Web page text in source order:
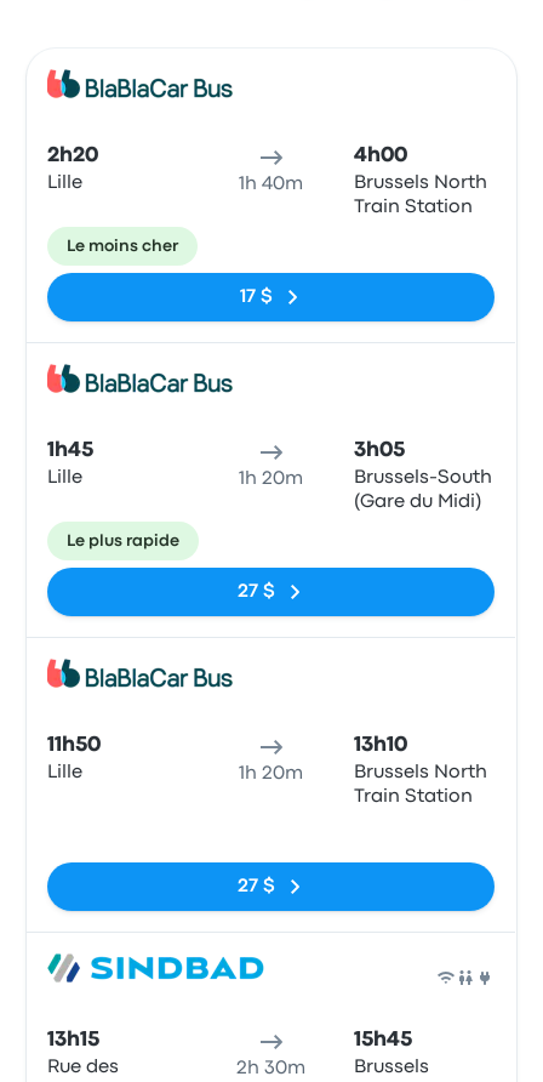
2h20
Lille 1h 40m
4h00
Brussels North
Train Station
Le moins cher
17 $
1h45
Lille 1h 20m
3h05
Brussels-South
(Gare du Midi)
Le plus rapide
27 $
11h50
Lille 1h 20m
13h10
Brussels North
Train Station
27 $
13h15
Rue des
2h 30m
15h45
Brussels